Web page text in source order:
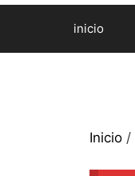
inicio
Inicio /